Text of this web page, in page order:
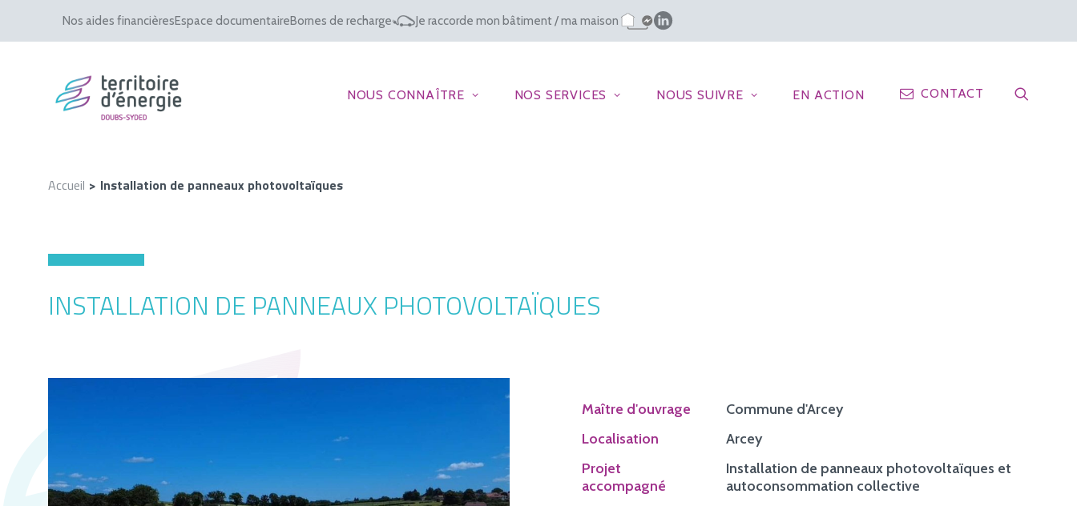
Nos aides financièresEspace documentaireBornes de recharge Je raccorde mon bâtiment / ma maison
NOUS CONNAÎTRE NOS SERVICES NOUS SUIVRE EN ACTION CONTACT
Accueil Installation de panneaux photovoltaïques
INSTALLATION DE PANNEAUX PHOTOVOLTAÏQUES
Maître d'ouvrage
Commune d'Arcey
Localisation
Arcey
Projet
accompagné
Installation de panneaux photovoltaïques et
autoconsommation collective